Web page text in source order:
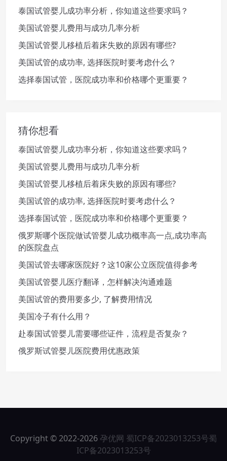
泰国试管婴儿成功率分析，你知道这些要求吗？
美国试管婴儿费用与成功几率分析
美国试管婴儿移植后着床失败的原因有哪些?
美国试管的成功率, 选择医院时要考虑什么？
选择泰国试管，医院成功率和价格哪个更重要？
猜你想看
泰国试管婴儿成功率分析，你知道这些要求吗？
美国试管婴儿费用与成功几率分析
美国试管婴儿移植后着床失败的原因有哪些?
美国试管的成功率, 选择医院时要考虑什么？
选择泰国试管，医院成功率和价格哪个更重要？
俄罗斯哪个医院做试管婴儿成功概率高一点,成功率高
的医院盘点
美国试管去哪家医院好？这10家公立医院值得参考
美国试管婴儿医疗翻译，怎样解决沟通难题
美国试管的费用要多少, 了解费用情况
美国冷子有什么用？
赴泰国试管婴儿需要哪些证件，流程是否复杂？
俄罗斯试管婴儿医院费用优惠政策
Copyright © 2022-2026 孕优网 蜀ICP备2023013253号蜀
ICP备2023013253号